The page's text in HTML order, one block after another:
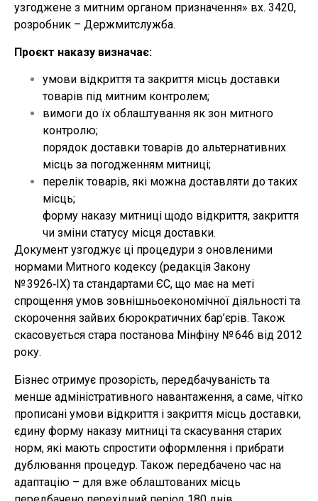
узгоджене з митним органом призначення» вх. 3420,
розробник – Держмитслужба.
Проєкт наказу визначає:
умови відкриття та закриття місць доставки
товарів під митним контролем;
вимоги до їх облаштування як зон митного
контролю;
порядок доставки товарів до альтернативних
місць за погодженням митниці;
перелік товарів, які можна доставляти до таких
місць;
форму наказу митниці щодо відкриття, закриття
чи зміни статусу місця доставки.
Документ узгоджує ці процедури з оновленими
нормами Митного кодексу (редакція Закону
№ 3926‑IX) та стандартами ЄС, що має на меті
спрощення умов зовнішньоекономічної діяльності та
скорочення зайвих бюрократичних бар’єрів. Також
скасовується стара постанова Мінфіну № 646 від 2012
року.
Бізнес отримує прозорість, передбачуваність та
менше адміністративного навантаження, а саме, чітко
прописані умови відкриття і закриття місць доставки,
єдину форму наказу митниці та скасування старих
норм, які мають спростити оформлення і прибрати
дублювання процедур. Також передбачено час на
адаптацію – для вже облаштованих місць